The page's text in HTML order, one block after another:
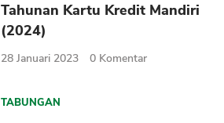
Tahunan Kartu Kredit Mandiri
(2024)
28 Januari 2023 0 Komentar
TABUNGAN